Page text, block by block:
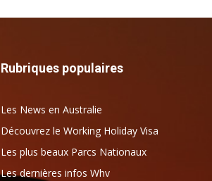
Rubriques populaires
Les News en Australie
Découvrez le Working Holiday Visa
Les plus beaux Parcs Nationaux
Les dernières infos Whv